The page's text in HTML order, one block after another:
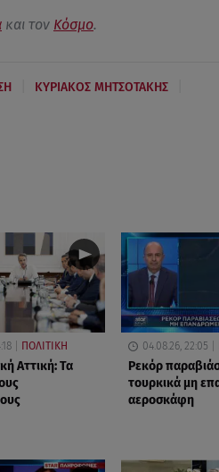
και τον Κόσμο.
ΚΥΡΙΑΚΟΣ ΜΗΤΣΟΤΑΚΗΣ
ΠΟΛΙΤΙΚΗ
Αττική: Τα
04.08.26, 22:05
Ρεκόρ
τουρκικά μη
αεροσκάφη